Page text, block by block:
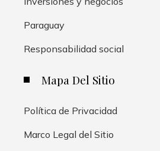
Paraguay
Responsabilidad social
Mapa Del Sitio
Política de Privacidad
Marco Legal del Sitio